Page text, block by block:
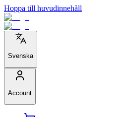
Hoppa till huvudinnehåll
Svenska
Account